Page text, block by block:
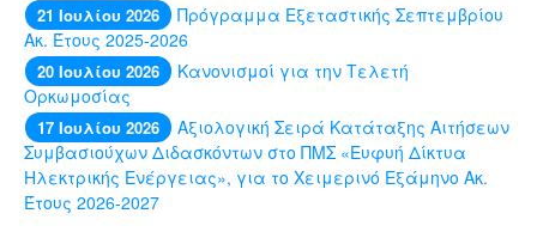
21 Ιουλίου 2026
Πρόγραμμα Εξεταστικής Σεπτεμβρίου
Ακ. Έτους 2025-2026
20 Ιουλίου 2026
Κανονισμοί για την Τελετή
Ορκωμοσίας
17 Ιουλίου 2026
Αξιολογική Σειρά Κατάταξης Αιτήσεων
Συμβασιούχων Διδασκόντων στο ΠΜΣ «Ευφυή Δίκτυα
Ηλεκτρικής Ενέργειας», για το Χειμερινό Εξάμηνο Ακ.
Έτους 2026-2027